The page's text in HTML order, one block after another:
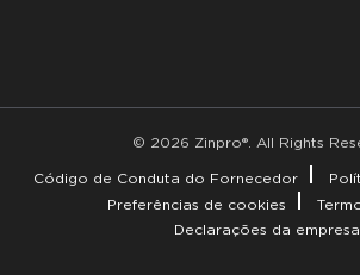
© 2026 Zinpro®. All Rights
Código de Conduta do Fornecedor
Preferências de cookies
Declarações da empresa